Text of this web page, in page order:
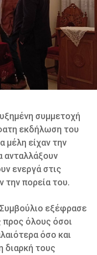
συμμετοχή
εκδήλωση του
μέλη είχαν την
ανταλλάξουν
ενεργά στις
την πορεία του.
εξέφρασε
προς όλους όσοι
όσο και
διαρκή τους